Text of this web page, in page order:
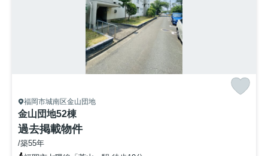
福岡市城南区金山団地
金山団地52棟
過去掲載物件
/築55年